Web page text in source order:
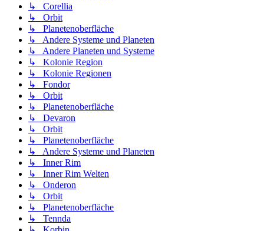
↳ Corellia
↳ Orbit
↳ Planetenoberfläche
↳ Andere Systeme und Planeten
↳ Andere Planeten und Systeme
↳ Kolonie Region
↳ Kolonie Regionen
↳ Fondor
↳ Orbit
↳ Planetenoberfläche
↳ Devaron
↳ Orbit
↳ Planetenoberfläche
↳ Andere Systeme und Planeten
↳ Inner Rim
↳ Inner Rim Welten
↳ Onderon
↳ Orbit
↳ Planetenoberfläche
↳ Tennda